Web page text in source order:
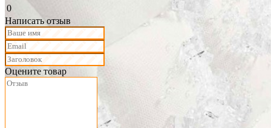
0
Написать отзыв
Оцените товар